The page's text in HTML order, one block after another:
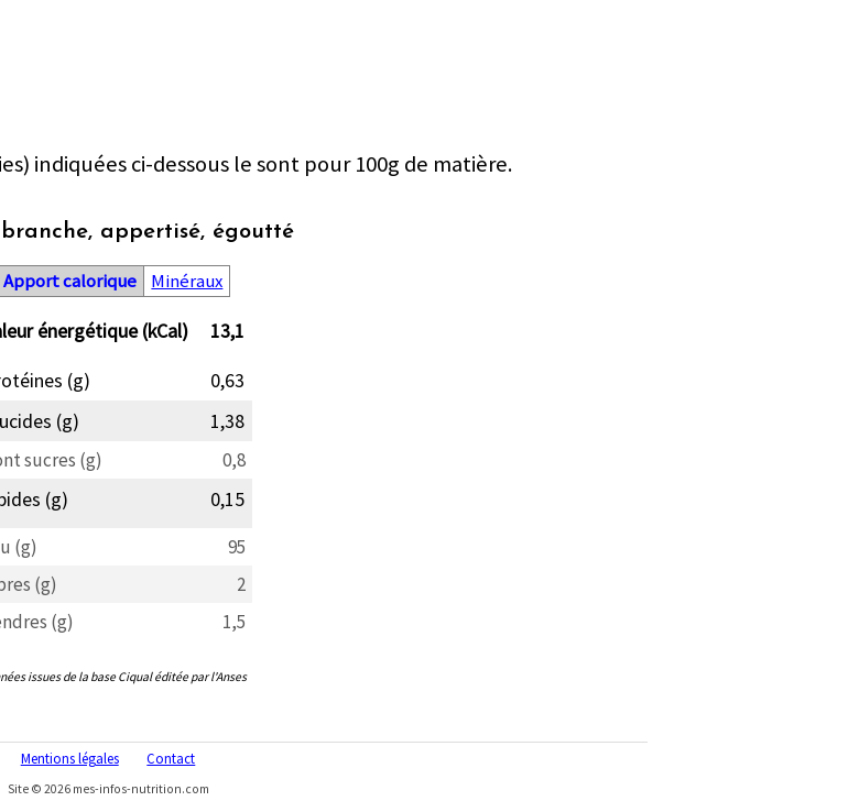
indiquées ci-dessous le sont pour 100g de matière.
appertisé, égoutté
Apport calorique Minéraux
énergétique (kCal)
13,1
(g)
0,63
(g)
1,38
sucres (g) 0,8
(g) 0,15
(g)
95
(g)
2
(g)
1,5
issues de la base Ciqual éditée par l'Anses
Mentions légales Contact
Site © 2026 mes-infos-nutrition.com